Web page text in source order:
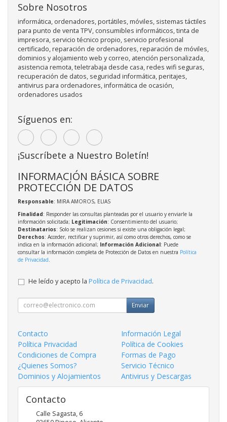
Sobre Nosotros
informática, ordenadores, portátiles, móviles, sistemas táctiles
para punto de venta TPV, consumibles informáticos, tinta de
impresora, servicio técnico propio, servicio profesional
certificado, reparación de ordenadores, reparación de móviles,
dominios y alojamiento web y correo, atención personalizada,
asistencia remota, teletrabaja desde casa, redes wifi seguras,
recuperación de datos, seguridad informática, peritajes,
antivirus para ordenadores, informática de ocasión,
ordenadores usados
Síguenos en:
¡Suscríbete a Nuestro Boletín!
INFORMACIÓN BÁSICA SOBRE
PROTECCIÓN DE DATOS
Responsable: MIRA AMOROS, ELIAS
Finalidad: Responder las consultas planteadas por el usuario y enviarle la
información solicitada; Legitimación: Consentimiento del usuario;
Destinatarios: Solo se realizan cesiones si existe una obligación legal;
Derechos: Acceder, rectificar y suprimir, así como otros derechos, como se
indica en la información adicional; Información Adicional: Puede
consultar la información completa de Protección de Datos en nuestra Política
de Privacidad
He leído y acepto la Política de Privacidad.
Enviar
Contacto
Información Legal
Política Privacidad
Política de Cookies
Condiciones de Compra
Formas de Pago
¿Quienes Somos?
Servicio Técnico
Dominios y Alojamientos
Antivirus y Descargas
Contacto
Calle Sagasta, 6